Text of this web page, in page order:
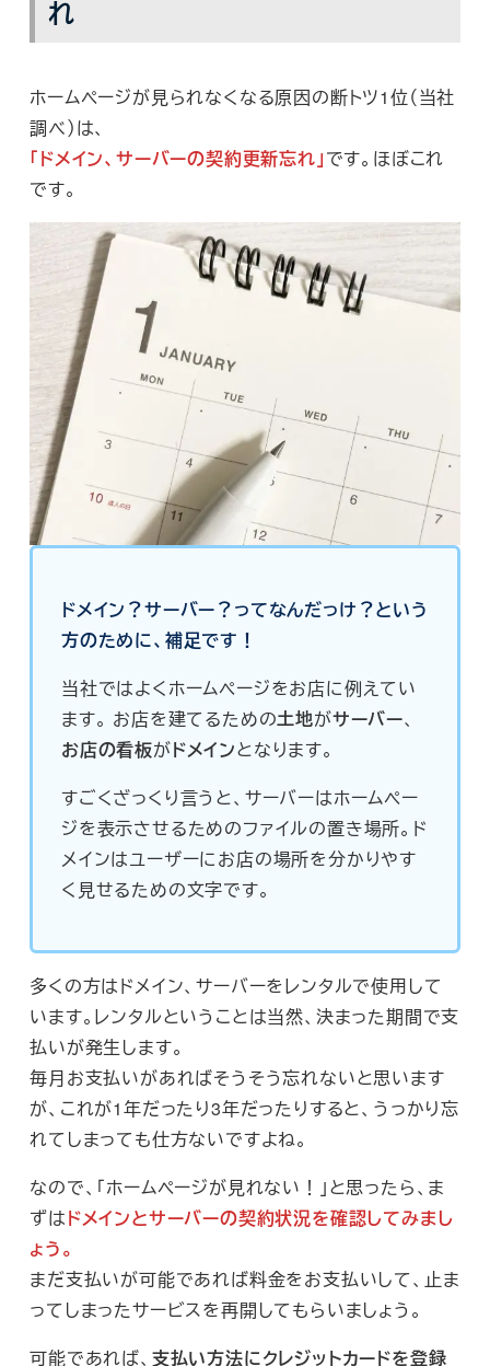
れ
ホームページが見られなくなる原因の断トツ1位（当社
調べ）は、
「ドメイン、サーバーの契約更新忘れ」です。ほぼこれ
です。
ドメイン？サーバー？ってなんだっけ？という
方のために、補足です！
当社ではよくホームページをお店に例えてい
ます。 お店を建てるための土地がサーバー、
お店の看板がドメインとなります。
すごくざっくり言うと、サーバーはホームペー
ジを表示させるためのファイルの置き場所。ド
メインはユーザーにお店の場所を分かりやす
く見せるための文字です。
多くの方はドメイン、サーバーをレンタルで使用して
います。レンタルということは当然、決まった期間で支
払いが発生します。
毎月お支払いがあればそうそう忘れないと思います
が、これが1年だったり3年だったりすると、うっかり忘
れてしまっても仕方ないですよね。
なので、「ホームページが見れない！」と思ったら、ま
ずはドメインとサーバーの契約状況を確認してみまし
ょう。
まだ支払いが可能であれば料金をお支払いして、止ま
ってしまったサービスを再開してもらいましょう。
可能であれば、 支払い方法にクレジットカードを登録